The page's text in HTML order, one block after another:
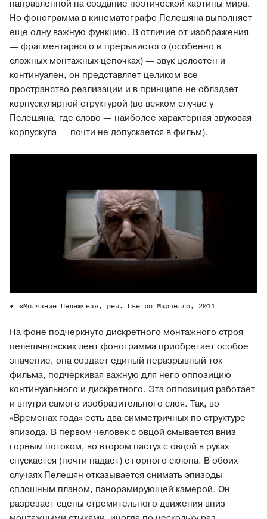
направленной на создание поэтической картины мира.
Но фонограмма в кинематографе Пелешяна выполняет
еще одну важную функцию. В отличие от изображения
— фрагментарного и прерывистого (особенно в
сложных монтажных цепочках) — звук целостен и
континуален, он представляет целиком все
пространство реализации и в принципе не обладает
корпускулярной структурой (во всяком случае у
Пелешяна, где слово — наиболее характерная звуковая
корпускула — почти не допускается в фильм).
«Молчание Пелешяна», реж. Пьетро Марчелло, 2011
На фоне подчеркнуто дискретного монтажного строя
пелешяновских лент фонограмма приобретает особое
значение, она создает единый неразрывный ток
фильма, подчеркивая важную для него оппозицию
континуального и дискретного. Эта оппозиция работает
и внутри самого изобразительного слоя. Так, во
«Временах года» есть два симметричных по структуре
эпизода. В первом человек с овцой смывается вниз
горным потоком, во втором пастух с овцой в руках
спускается (почти падает) с горного склона. В обоих
случаях Пелешян отказывается снимать эпизоды
сплошным планом, панорамирующей камерой. Он
разрезает сцены стремительного движения вниз